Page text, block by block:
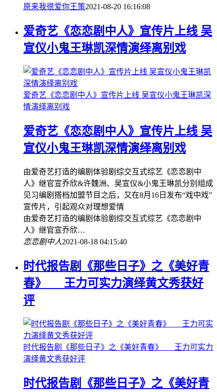
原来我很爱你王策2021-08-20 16:16:08
爱奇艺《恋恋剧中人》宣传片上线 吴
宣仪小鬼王琳凯深情演绎离别戏
爱奇艺《恋恋剧中人》宣传片上线 吴宣仪小鬼王琳凯深
情演绎离别戏
爱奇艺《恋恋剧中人》宣传片上线 吴
宣仪小鬼王琳凯深情演绎离别戏
由爱奇艺打造的编剧体验剧综交互式综艺《恋恋剧中
人》继官宣乔欣&许魏洲、吴宣仪&小鬼王琳凯分别组成
见习编剧搭档加盟节目之后，又在8月16日发布“戏中戏”
宣传片，引起观众对理想爱情
由爱奇艺打造的编剧体验剧综交互式综艺《恋恋剧中
人》继官宣乔欣…
恋恋剧中人2021-08-18 04:15:40
时代报告剧《那些日子》之《美好青
春》 王力可实力演绎黄文秀获好
评
时代报告剧《那些日子》之《美好青春》 王力可实力
演绎黄文秀获好评
时代报告剧《那些日子》之《美好青